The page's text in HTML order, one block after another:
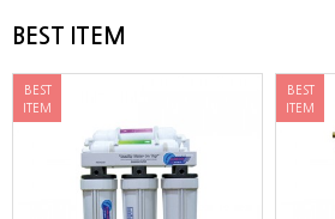
BEST ITEM
BEST
ITEM
BEST
ITEM